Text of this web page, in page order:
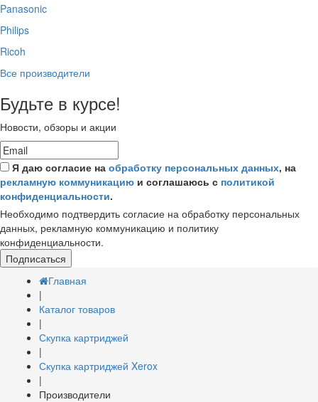
Panasonic
Philips
Ricoh
Все производители
Будьте в курсе!
Новости, обзоры и акции
Я даю согласие на обработку персональных данных, на
рекламную коммуникацию и соглашаюсь с политикой
конфиденциальности.
Необходимо подтвердить согласие на обработку персональных
данных, рекламную коммуникацию и политику
конфиденциальности.
Подписаться
Главная
|
Каталог товаров
|
Скупка картриджей
|
Скупка картриджей Xerox
|
Производители